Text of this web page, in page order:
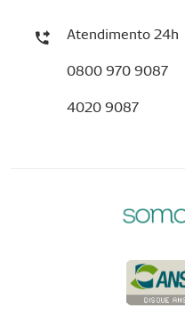
Atendimento 24h
0800 970 9087
4020 9087